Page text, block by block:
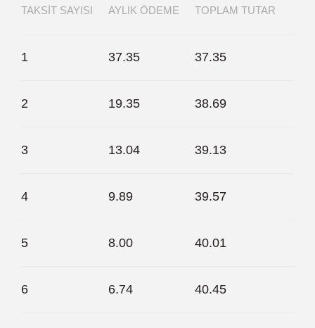
TAKSIT SAYISI AYLIK ÖDEME TOPLAM TUTAR
1 37.35 37.35
2 19.35 38.69
3 13.04 39.13
4 9.89 39.57
5 8.00 40.01
6 6.74 40.45